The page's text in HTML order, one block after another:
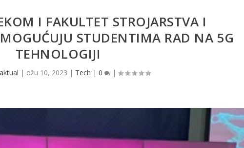
I FAKULTET STROJARSTVA I
STUDENTIMA RAD NA 5G
TEHNOLOGIJI
aktual | ožu 10, 2023 | Tech | 0 |